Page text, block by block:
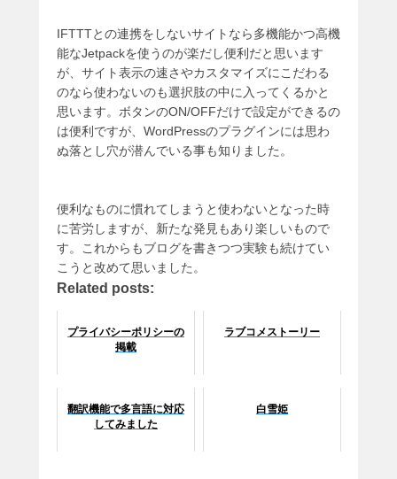
IFTTTとの連携をしないサイトなら多機能かつ高機
能なJetpackを使うのが楽だし便利だと思います
が、サイト表示の速さやカスタマイズにこだわる
のなら使わないのも選択肢の中に入ってくるかと
思います。ボタンのON/OFFだけで設定ができるの
は便利ですが、WordPressのプラグインには思わ
ぬ落とし穴が潜んでいる事も知りました。
便利なものに慣れてしまうと使わないとなった時
に苦労しますが、新たな発見もあり楽しいもので
す。これからもブログを書きつつ実験も続けてい
こうと改めて思いました。
Related posts:
プライバシーポリシーの
掲載
ラブコメストーリー
翻訳機能で多言語に対応
してみました
白雪姫